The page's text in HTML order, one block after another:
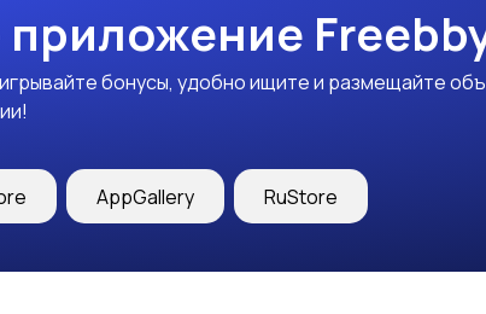
бонусы, удобно ищите и размещайте
AppGallery RuStore